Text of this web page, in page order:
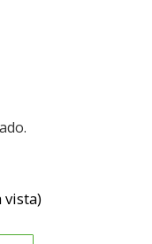
vista)